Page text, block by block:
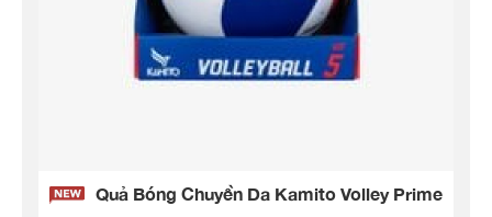
Quả Bóng Chuyền Da Kamito Volley Prime